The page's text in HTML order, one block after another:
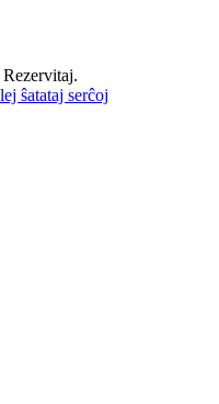
ŝatataj serĉoj